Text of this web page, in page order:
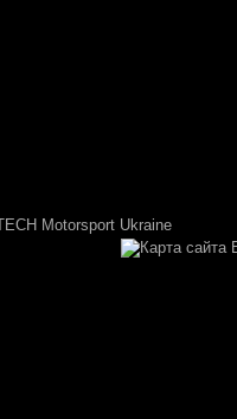
Motorsport Ukraine